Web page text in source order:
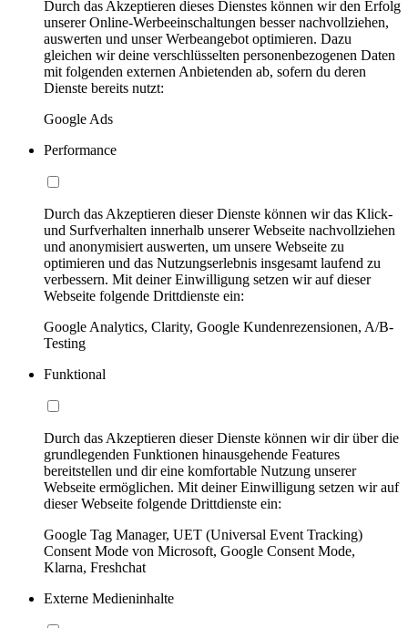
Durch das Akzeptieren dieses Dienstes können wir den Erfolg
unserer Online-Werbeeinschaltungen besser nachvollziehen,
auswerten und unser Werbeangebot optimieren. Dazu
gleichen wir deine verschlüsselten personenbezogenen Daten
mit folgenden externen Anbietenden ab, sofern du deren
Dienste bereits nutzt:
Google Ads
Performance
Durch das Akzeptieren dieser Dienste können wir das Klick-
und Surfverhalten innerhalb unserer Webseite nachvollziehen
und anonymisiert auswerten, um unsere Webseite zu
optimieren und das Nutzungserlebnis insgesamt laufend zu
verbessern. Mit deiner Einwilligung setzen wir auf dieser
Webseite folgende Drittdienste ein:
Google Analytics, Clarity, Google Kundenrezensionen, A/B-
Testing
Funktional
Durch das Akzeptieren dieser Dienste können wir dir über die
grundlegenden Funktionen hinausgehende Features
bereitstellen und dir eine komfortable Nutzung unserer
Webseite ermöglichen. Mit deiner Einwilligung setzen wir auf
dieser Webseite folgende Drittdienste ein:
Google Tag Manager, UET (Universal Event Tracking)
Consent Mode von Microsoft, Google Consent Mode,
Klarna, Freshchat
Externe Medieninhalte